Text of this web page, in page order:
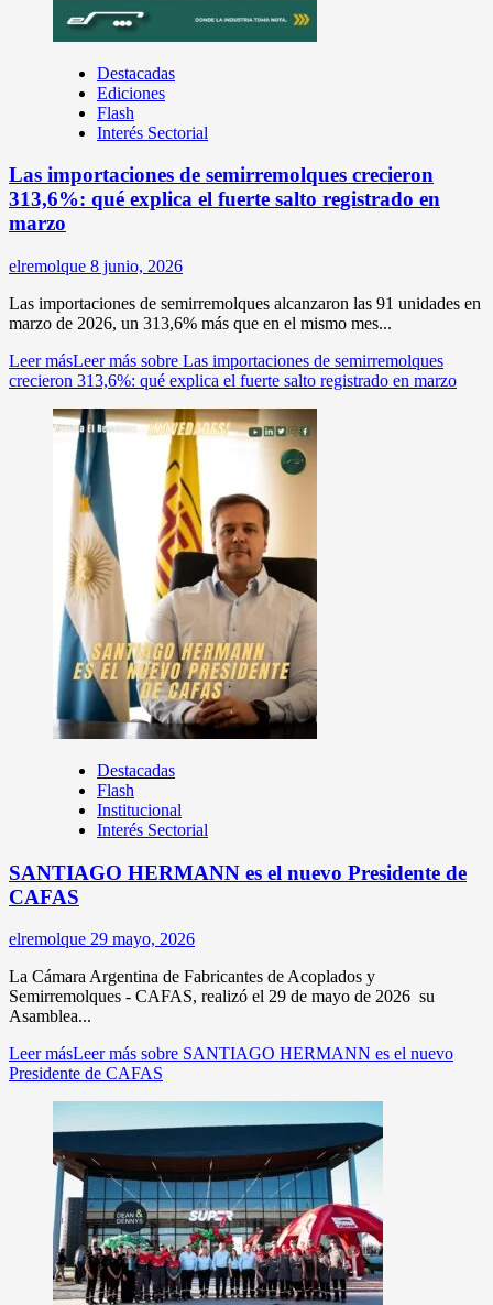
Destacadas
Ediciones
Flash
Interés Sectorial
Las importaciones de semirremolques crecieron
313,6%: qué explica el fuerte salto registrado en
marzo
elremolque 8 junio, 2026
Las importaciones de semirremolques alcanzaron las 91 unidades en
marzo de 2026, un 313,6% más que en el mismo mes...
Leer másLeer más sobre Las importaciones de semirremolques
crecieron 313,6%: qué explica el fuerte salto registrado en marzo
Destacadas
Flash
Institucional
Interés Sectorial
SANTIAGO HERMANN es el nuevo Presidente de
CAFAS
elremolque 29 mayo, 2026
La Cámara Argentina de Fabricantes de Acoplados y
Semirremolques - CAFAS, realizó el 29 de mayo de 2026 su
Asamblea...
Leer másLeer más sobre SANTIAGO HERMANN es el nuevo
Presidente de CAFAS